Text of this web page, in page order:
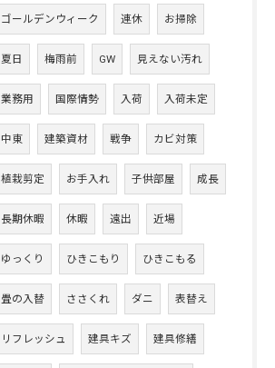
ゴールデンウィーク 連休 お掃除
夏日 梅雨前 GW 見えない汚れ
業務用 国際情勢 入荷 入荷未定
中東 建築資材 戦争 カビ対策
植栽剪定 お手入れ 子供部屋 成長
長期休暇 休暇 遠出 近場
ゆっくり ひきこもり ひきこもる
畳の入替 ささくれ ダニ 表替え
リフレッシュ 建具キズ 建具修繕